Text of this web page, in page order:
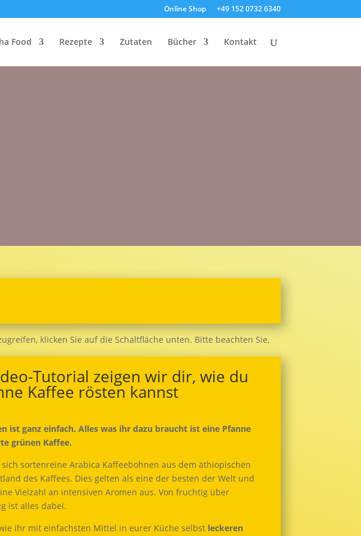
Online Shop +49 152 0732 6340
Food Rezepte Zutaten Bücher Kontakt
Tutorial zeigen wir dir, wie du
Kaffee rösten kannst
ist ganz einfach. Alles was ihr dazu braucht ist eine Pfanne
grünen Kaffee.
sortenreine Arabica Kaffeebohnen aus dem äthiopischen
des Kaffees. Dies gelten als eine der besten der Welt und
Vielzahl an intensiven Aromen aus. Von fruchtig über
ist alles dabei.
ihr mit einfachsten Mittel in eurer Küche selbst leckeren